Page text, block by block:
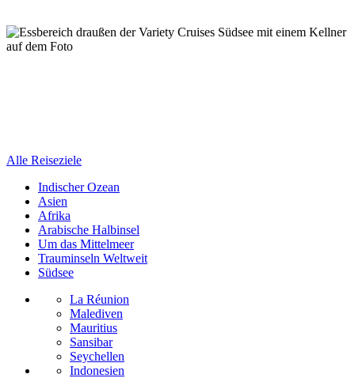
Alle Reiseziele
Indischer Ozean
Asien
Afrika
Arabische Halbinsel
Um das Mittelmeer
Trauminseln Weltweit
Südsee
La Réunion
Malediven
Mauritius
Sansibar
Seychellen
Indonesien